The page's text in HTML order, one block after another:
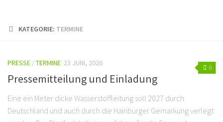
Links
Datenschutzerklärung
KATEGORIE: TERMINE
0
PRESSE /TERMINE 23 JUNI, 2026
Pressemitteilung und Einladung
Eine ein Meter dicke Wasserstoffleitung soll 2027 durch
Deutschland und auch durch die Hainburger Gemarkung verlegt